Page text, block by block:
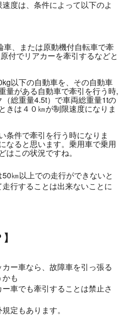
度は、条件によって以下のよ
車、または原動機付自転車で牽
付でリアカーを牽引するなどと
以下の自動車を、その自動車
量がある自動車で牽引を行う時,
総重量4.5t）で車両総重量1tの
きは４０㎞が制限速度になりま
条件で牽引を行う時になりま
なると思います。乗用車で乗用
はこの状況ですね。
㎞以上での走行ができないと
行することは出来ないことに
ー車なら、故障車を引っ張る
も
ー車でも牽引することは禁止さ
定もあります。